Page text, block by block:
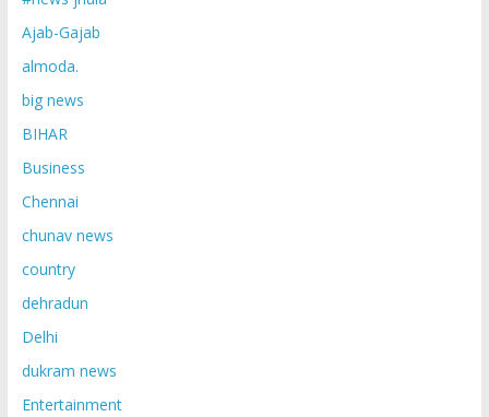
Ajab-Gajab
almoda.
big news
BIHAR
Business
Chennai
chunav news
country
dehradun
Delhi
dukram news
Entertainment